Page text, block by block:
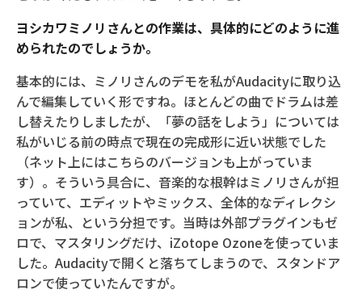
ヨシカワミノリさんとの作業は、具体的にどのように進
められたのでしょうか。
基本的には、ミノリさんのデモを私がAudacityに取り込
んで編集していく形ですね。ほとんどの曲でドラムは差
し替えたりしましたが、「夢の話をしよう」については
私がいじる前の時点で現在の完成形に近い状態でした
（ネット上にはこちらのバージョンも上がっていま
す）。そういう具合に、音楽的な根幹はミノリさんが担
っていて、エディットやミックス、全体的なディレクシ
ョンが私、という分担です。当時は外部プラグインもゼ
ロで、マスタリングだけ、iZotope Ozoneを使っていま
した。Audacityで開くと落ちてしまうので、スタンドア
ロンで使っていたんですが。